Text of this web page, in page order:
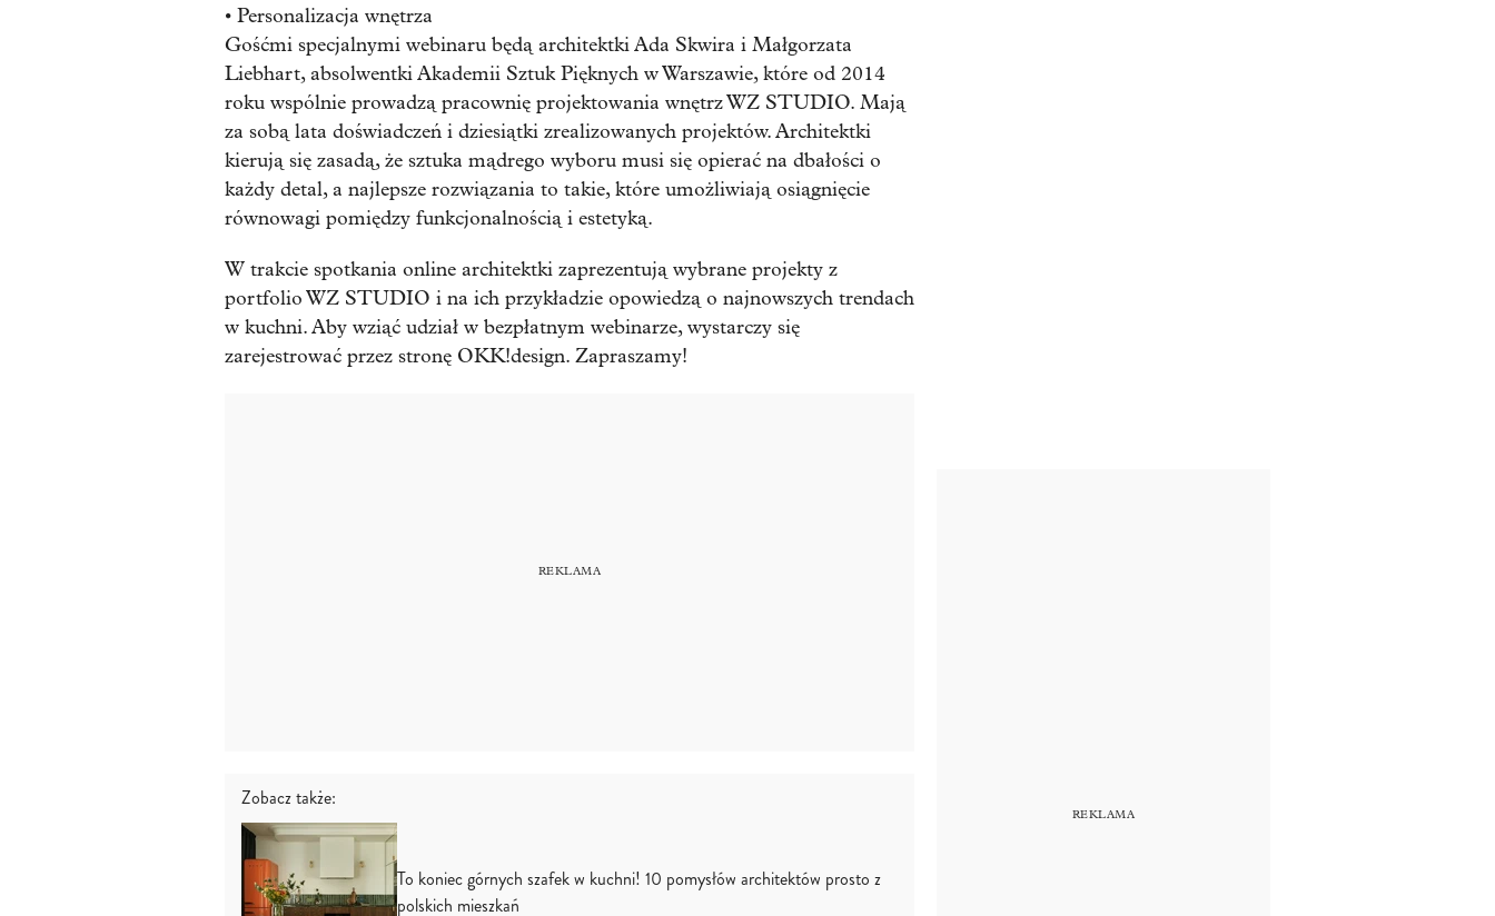
• Personalizacja wnętrza
Gośćmi specjalnymi webinaru będą architektki Ada Skwira i Małgorzata
Liebhart, absolwentki Akademii Sztuk Pięknych w Warszawie, które od 2014
roku wspólnie prowadzą pracownię projektowania wnętrz WZ STUDIO. Mają
za sobą lata doświadczeń i dziesiątki zrealizowanych projektów. Architektki
kierują się zasadą, że sztuka mądrego wyboru musi się opierać na dbałości o
każdy detal, a najlepsze rozwiązania to takie, które umożliwiają osiągnięcie
równowagi pomiędzy funkcjonalnością i estetyką.
W trakcie spotkania online architektki zaprezentują wybrane projekty z
portfolio WZ STUDIO i na ich przykładzie opowiedzą o najnowszych trendach
w kuchni. Aby wziąć udział w bezpłatnym webinarze, wystarczy się
zarejestrować przez stronę OKK!design. Zapraszamy!
Zobacz także:
To koniec górnych szafek w kuchni! 10 pomysłów architektów prosto z
polskich mieszkań